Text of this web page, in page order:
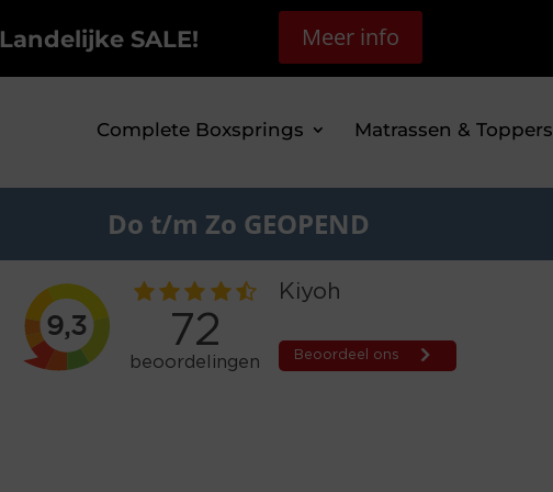
Landelijke SALE! Meer info
Complete Boxsprings Matrassen & Toppers
Do t/m Zo GEOPEND